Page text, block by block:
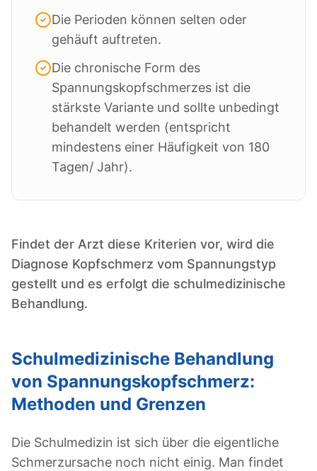
Die Perioden können selten oder
gehäuft auftreten.
Die chronische Form des
Spannungskopfschmerzes ist die
stärkste Variante und sollte unbedingt
behandelt werden (entspricht
mindestens einer Häufigkeit von 180
Tagen/ Jahr).
Findet der Arzt diese Kriterien vor, wird die
Diagnose Kopfschmerz vom Spannungstyp
gestellt und es erfolgt die schulmedizinische
Behandlung.
Schulmedizinische Behandlung
von Spannungskopfschmerz:
Methoden und Grenzen
Die Schulmedizin ist sich über die eigentliche
Schmerzursache noch nicht einig. Man findet